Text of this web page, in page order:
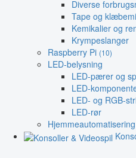
Diverse
Tape og
Kemikalier og
Krympeslanger
Raspberry Pi (10)
LED-belysning
LED-pærer og
LED-
LED- og RGB-
LED-rør